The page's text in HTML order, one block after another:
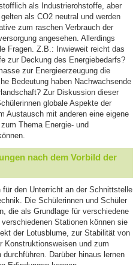
als Industrierohstoffe, aber
als CO2 neutral und werden
zum raschen Verbrauch der
angesehen. Allerdings
Fragen. Z.B.: Inwieweit reicht das
zur Deckung des Energiebedarfs?
zur Energieerzeugung die
Bedeutung haben Nachwachsende
Zur Diskussion dieser
globale Aspekte der
Austausch mit anderen eine eigene
Thema Energie- und
nach dem Vorbild der
den Unterricht an der Schnittstelle
Die Schülerinnen und Schüler
die als Grundlage für verschiedene
Stationen können sie
der Lotusblume, zur Stabilität von
Konstruktionsweisen und zum
Darüber hinaus lernen